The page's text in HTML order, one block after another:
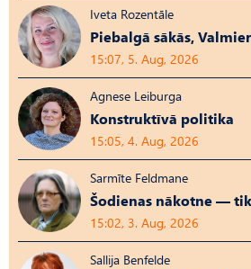
Iveta Rozentāle
Piebalgā sākās,
15:07, 5. Aug, 2026
Agnese Leiburga
Konstruktīvā politika
15:05, 4. Aug, 2026
Sarmīte Feldmane
Šodienas nākotne —
15:02, 3. Aug, 2026
Sallija Benfelde